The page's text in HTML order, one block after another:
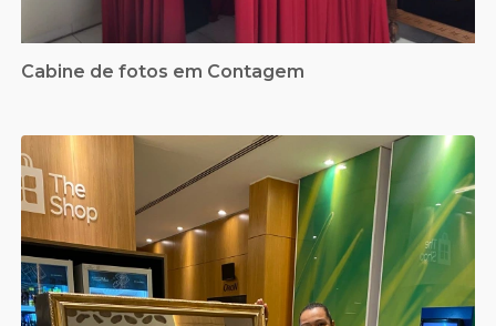
Cabine de fotos em Contagem